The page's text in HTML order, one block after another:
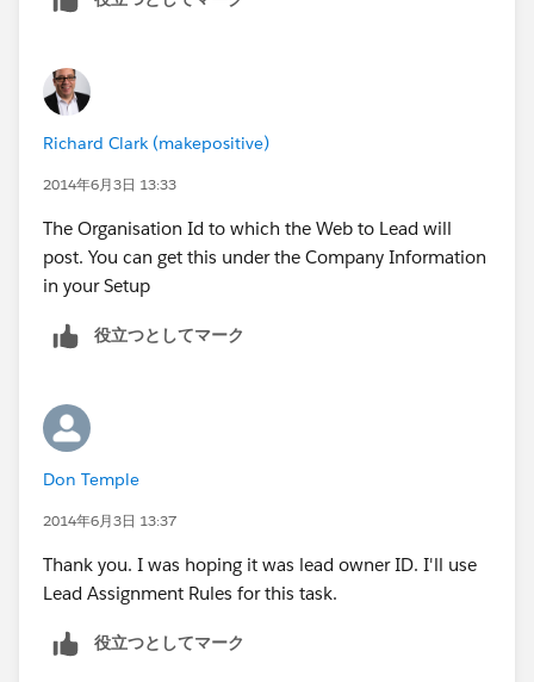
Richard Clark (makepositive)
2014年6月3日 13:33
The Organisation Id to which the Web to Lead will
post. You can get this under the Company Information
in your Setup
役立つとしてマーク
Don Temple
2014年6月3日 13:37
Thank you. I was hoping it was lead owner ID. I'll use
Lead Assignment Rules for this task.
役立つとしてマーク